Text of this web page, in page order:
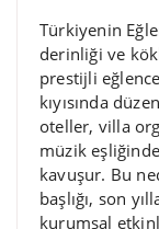
Türkiyenin
derinliği ve
prestijli
kıyısında
oteller, villa
müzik
kavuşur. Bu
başlığı, son
kurumsal